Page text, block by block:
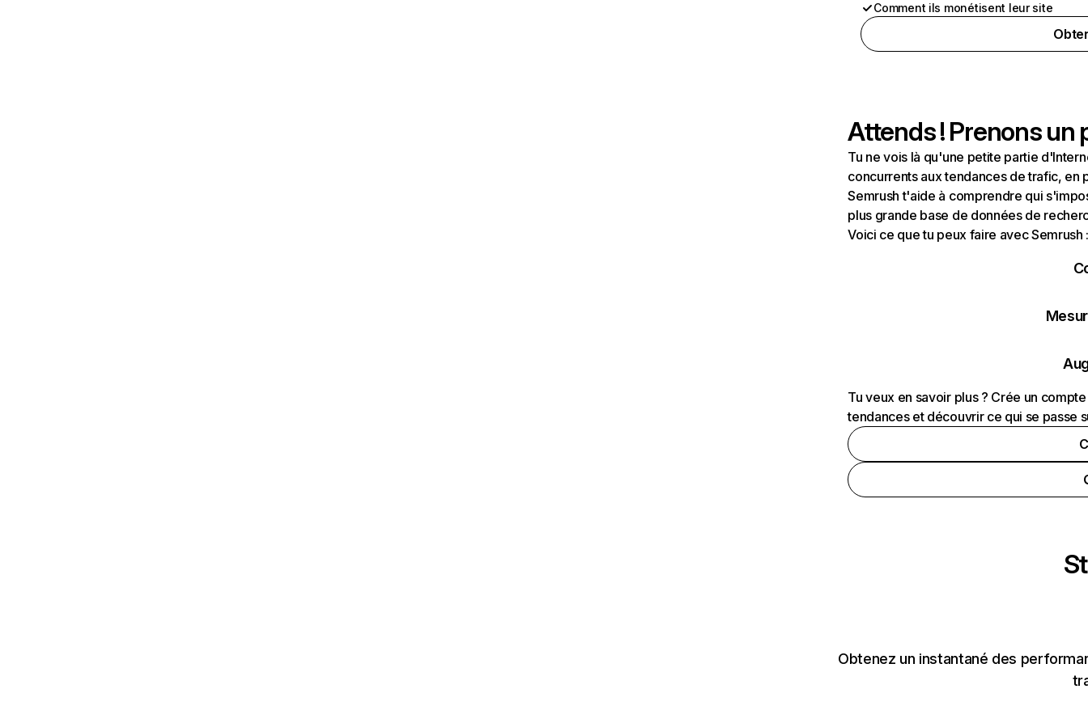
Comment ils monétisent leur site
Attends ! Prenons un
Tu ne vois là qu'une petite partie
concurrents aux tendances de trafic, en
Semrush t'aide à comprendre qui
plus grande base de données de
Voici ce que tu peux faire avec Semrush
Tu veux en savoir plus ? Crée un
tendances et découvrir ce qui se passe
Obtenez un instantané des